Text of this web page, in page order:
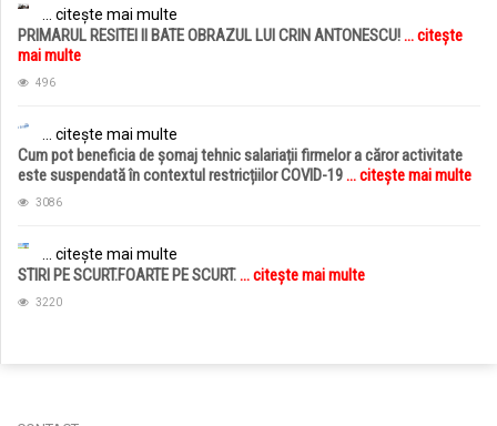
... citește mai multe
PRIMARUL RESITEI II BATE OBRAZUL LUI CRIN ANTONESCU!... citește
mai multe
496
... citește mai multe
Cum pot beneficia de șomaj tehnic salariații firmelor a căror activitate
este suspendată în contextul restricțiilor COVID-19... citește mai multe
3086
... citește mai multe
STIRI PE SCURT.FOARTE PE SCURT.... citește mai multe
3220